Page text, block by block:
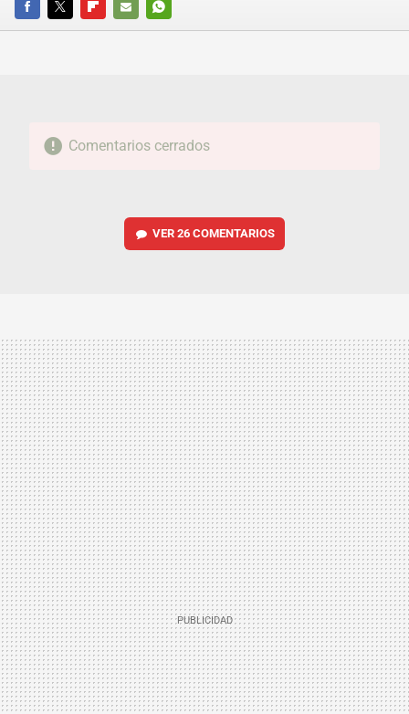
FACEBOOKTWITTERFLIPBOARD
E-
WHATSAPP
Comentarios cerrados
VER 26 COMENTARIOS